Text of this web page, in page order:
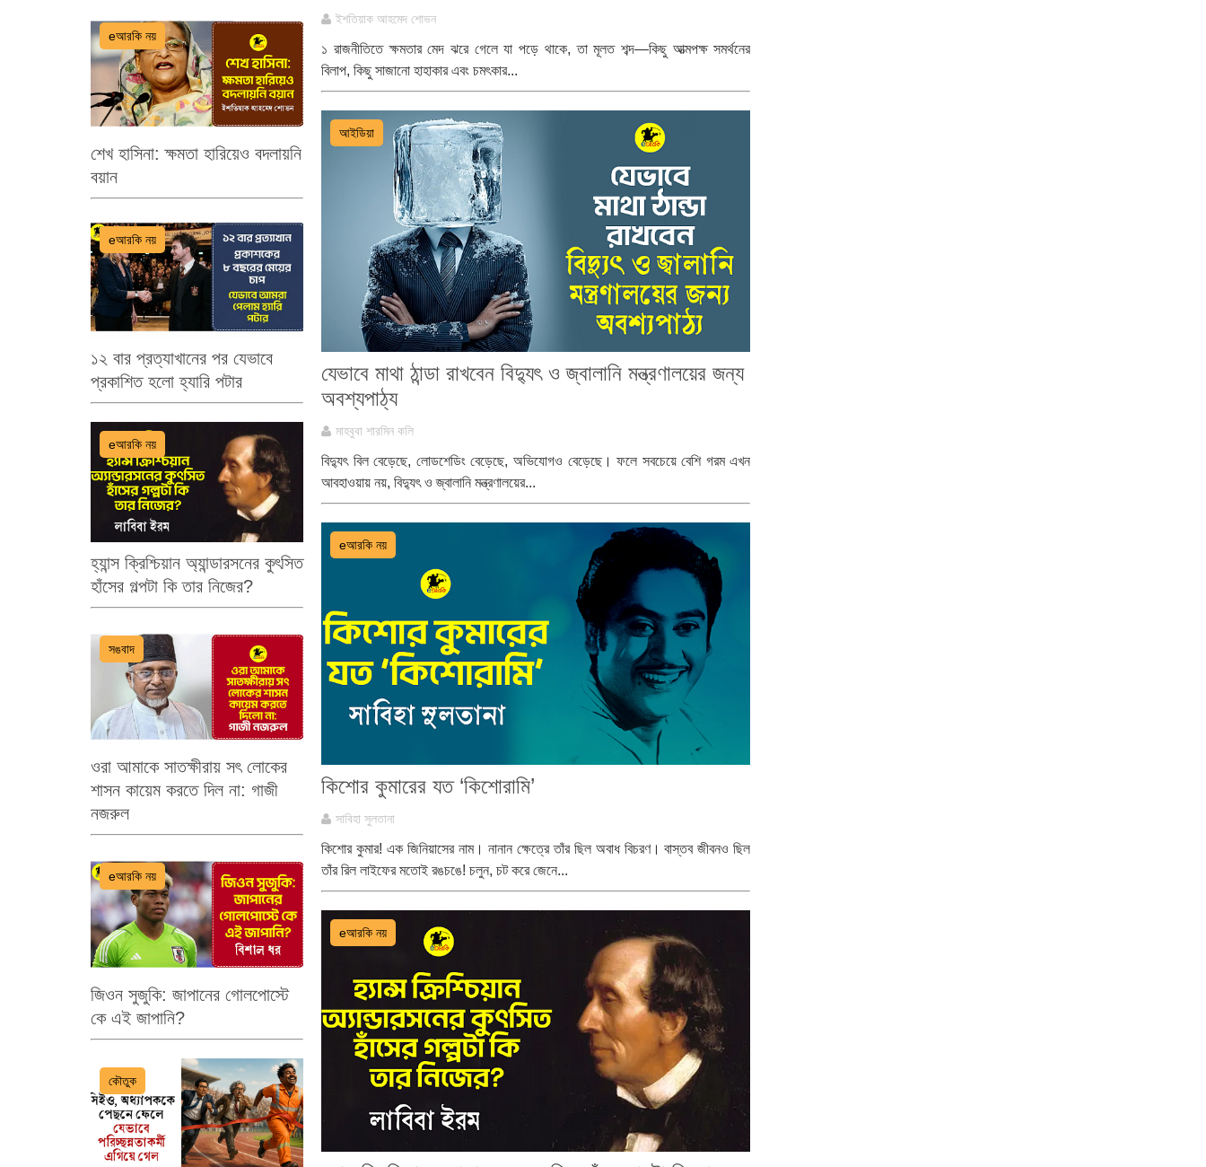
eআরকি নয়
শেখ হাসিনা: ক্ষমতা হারিয়েও বদলায়নি
বয়ান
eআরকি নয়
১২ বার প্রত্যাখানের পর যেভাবে
প্রকাশিত হলো হ্যারি পটার
eআরকি নয়
হ্যান্স ক্রিশ্চিয়ান অ্যান্ডারসনের কুৎসিত
হাঁসের গল্পটা কি তার নিজের?
সঙবাদ
ওরা আমাকে সাতক্ষীরায় সৎ লোকের
শাসন কায়েম করতে দিল না: গাজী
নজরুল
eআরকি নয়
জিওন সুজুকি: জাপানের গোলপোস্টে
কে এই জাপানি?
কৌতুক
ইশতিয়াক আহমেদ শোভন
১ রাজনীতিতে ক্ষমতার মেদ ঝরে গেলে যা পড়ে থাকে, তা মূলত শব্দ—কিছু আত্মপক্ষ সমর্থনের
বিলাপ, কিছু সাজানো হাহাকার এবং চমৎকার...
আইডিয়া
যেভাবে মাথা ঠান্ডা রাখবেন বিদ্যুৎ ও জ্বালানি মন্ত্রণালয়ের জন্য
অবশ্যপাঠ্য
মাহবুবা শারমিন কলি
বিদ্যুৎ বিল বেড়েছে, লোডশেডিং বেড়েছে, অভিযোগও বেড়েছে। ফলে সবচেয়ে বেশি গরম এখন
আবহাওয়ায় নয়, বিদ্যুৎ ও জ্বালানি মন্ত্রণালয়ের...
eআরকি নয়
কিশোর কুমারের যত ‘কিশোরামি’
সাবিহা সুলতানা
কিশোর কুমার! এক জিনিয়াসের নাম। নানান ক্ষেত্রে তাঁর ছিল অবাধ বিচরণ। বাস্তব জীবনও ছিল
তাঁর রিল লাইফের মতোই রঙচঙে! চলুন, চট করে জেনে...
eআরকি নয়